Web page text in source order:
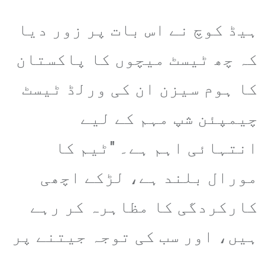
ہیڈ کوچ نے اس بات پر زور دیا
کہ چھ ٹیسٹ میچوں کا پاکستان
کا ہوم سیزن ان کی ورلڈ ٹیسٹ
چیمپئن شپ مہم کے لیے
انتہائی اہم ہے۔ "ٹیم کا
مورال بلند ہے، لڑکے اچھی
کارکردگی کا مظاہرہ کر رہے
ہیں، اور سب کی توجہ جیتنے پر